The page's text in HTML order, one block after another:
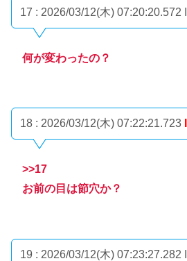
17 : 2026/03/12(木) 07:20:20.572
何が変わったの？
18 : 2026/03/12(木) 07:22:21.723
>>17
お前の目は節穴か？
19 : 2026/03/12(木) 07:23:27.282